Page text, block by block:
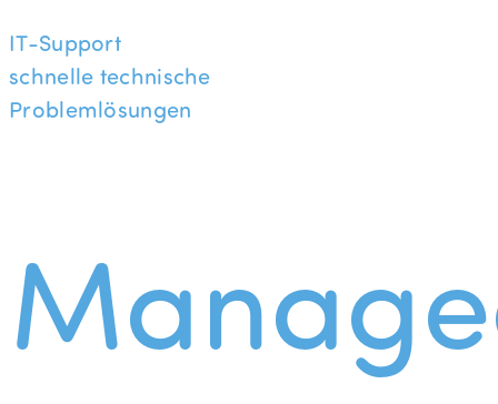
IT-Support
schnelle technische
Problemlösungen